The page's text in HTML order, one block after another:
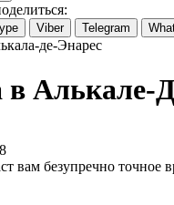
Viber Telegram
де-Энарес
Алькале-
вам безупречно точное